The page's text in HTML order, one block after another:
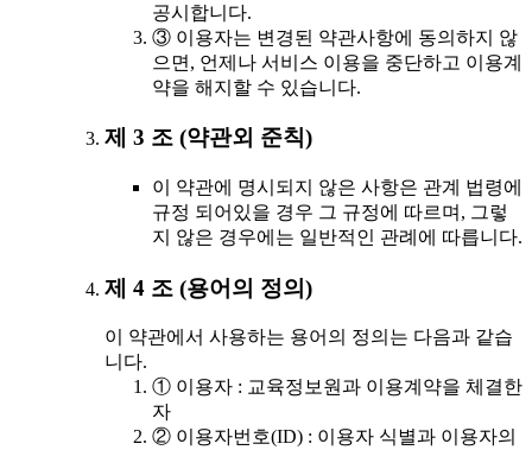
공시합니다.
③ 이용자는 변경된 약관사항에 동의하지 않
으면, 언제나 서비스 이용을 중단하고 이용계
약을 해지할 수 있습니다.
제 3 조 (약관외 준칙)
이 약관에 명시되지 않은 사항은 관계 법령에
규정 되어있을 경우 그 규정에 따르며, 그렇
지 않은 경우에는 일반적인 관례에 따릅니다.
제 4 조 (용어의 정의)
이 약관에서 사용하는 용어의 정의는 다음과 같습
니다.
① 이용자 : 교육정보원과 이용계약을 체결한
자
② 이용자번호(ID) : 이용자 식별과 이용자의